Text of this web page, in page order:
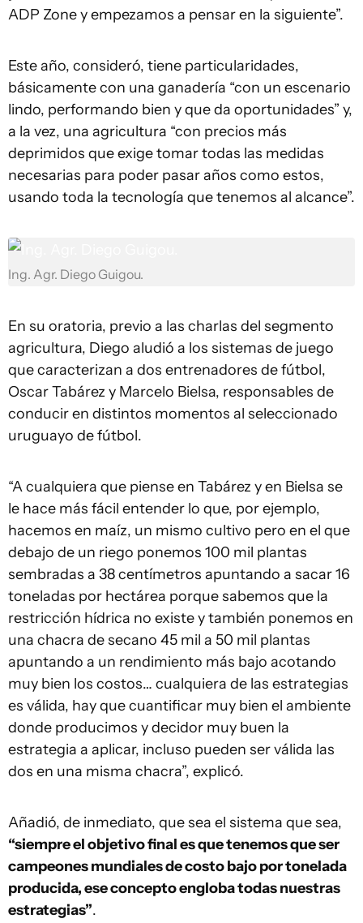
ADP Zone y empezamos a pensar en la siguiente”.
Este año, consideró, tiene particularidades,
básicamente con una ganadería “con un escenario
lindo, performando bien y que da oportunidades” y,
a la vez, una agricultura “con precios más
deprimidos que exige tomar todas las medidas
necesarias para poder pasar años como estos,
usando toda la tecnología que tenemos al alcance”.
Ing. Agr. Diego Guigou.
En su oratoria, previo a las charlas del segmento
agricultura, Diego aludió a los sistemas de juego
que caracterizan a dos entrenadores de fútbol,
Oscar Tabárez y Marcelo Bielsa, responsables de
conducir en distintos momentos al seleccionado
uruguayo de fútbol.
“A cualquiera que piense en Tabárez y en Bielsa se
le hace más fácil entender lo que, por ejemplo,
hacemos en maíz, un mismo cultivo pero en el que
debajo de un riego ponemos 100 mil plantas
sembradas a 38 centímetros apuntando a sacar 16
toneladas por hectárea porque sabemos que la
restricción hídrica no existe y también ponemos en
una chacra de secano 45 mil a 50 mil plantas
apuntando a un rendimiento más bajo acotando
muy bien los costos… cualquiera de las estrategias
es válida, hay que cuantificar muy bien el ambiente
donde producimos y decidor muy buen la
estrategia a aplicar, incluso pueden ser válida las
dos en una misma chacra”, explicó.
Añadió, de inmediato, que sea el sistema que sea,
“siempre el objetivo final es que tenemos que ser
campeones mundiales de costo bajo por tonelada
producida, ese concepto engloba todas nuestras
estrategias”.